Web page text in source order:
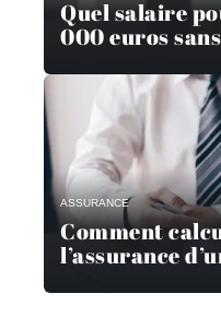
Quel salaire
000 euros
ASSURANCE
Comment
l’assurance